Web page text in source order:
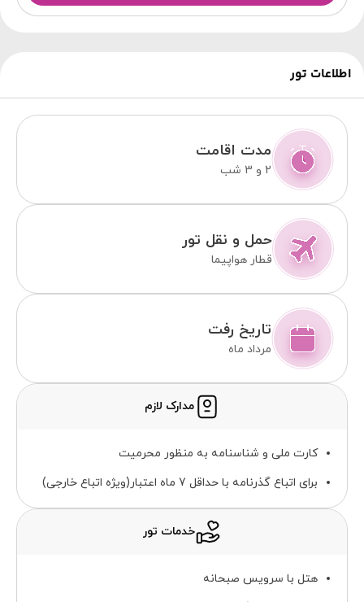
اطلاعات تور
مدت اقامت
2 و 3 شب
حمل و نقل تور
قطار هواپیما
تاریخ رفت
مرداد ماه
مدارک لازم
کارت ملی و شناسنامه به منظور محرمیت
برای اتباع گذرنامه با حداقل 7 ماه اعتبار(ویژه اتباع خارجی)
خدمات تور
هتل با سرویس صبحانه